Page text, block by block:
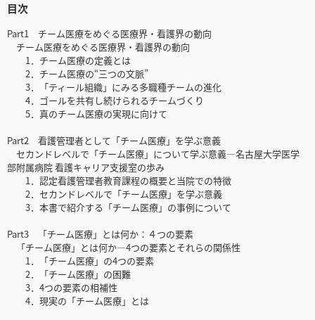
目次
Part1 チーム医療をめぐる医療界・看護界の動向
チーム医療をめぐる医療界・看護界の動向
1．チーム医療の定義とは
2．チーム医療の“三つの文脈”
3．「ティール組織」にみる多職種チームの進化
4．ゴールを共有し続けられるチームづくり
5．真のチーム医療の実現に向けて
Part2 看護管理者として「チーム医療」を学ぶ意義
セカンドレベルで「チーム医療」について学ぶ意義―名古屋大学医学
部附属病院 看護キャリア支援室の歩み
1．認定看護管理者教育課程の概要と当院での特徴
2．セカンドレベルで「チーム医療」を学ぶ意義
3．本書で紹介する「チーム医療」の事例について
Part3 「チーム医療」とは何か：４つの要素
「チーム医療」とは何か―4つの要素とそれらの関係性
1．「チーム医療」の4つの要素
2．「チーム医療」の困難
3．4つの要素の相補性
4．現実の「チーム医療」とは